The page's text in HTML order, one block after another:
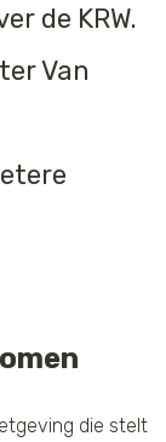
de KRW.
Van
die stelt